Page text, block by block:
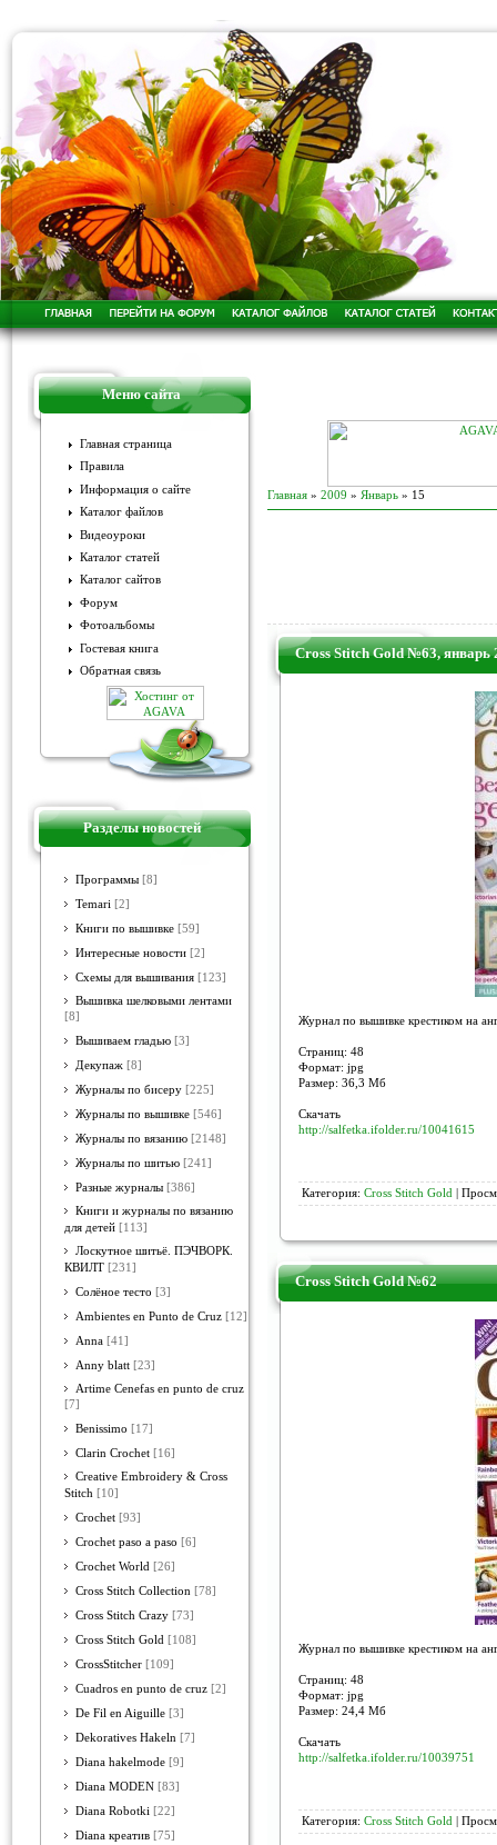
Меню сайта
Главная страница
Правила
Информация о сайте
Каталог файлов
Видеоуроки
Каталог статей
Каталог сайтов
Форум
Фотоальбомы
Гостевая книга
Обратная связь
Разделы новостей
Программы [8]
Temari [2]
Книги по вышивке [59]
Интересные новости [2]
Схемы для вышивания [123]
Вышивка шелковыми лентами
[8]
Вышиваем гладью [3]
Декупаж [8]
Журналы по бисеру [225]
Журналы по вышивке [546]
Журналы по вязанию [2148]
Журналы по шитью [241]
Разные журналы [386]
Книги и журналы по вязанию
для детей [113]
Лоскутное шитьё. ПЭЧВОРК.
КВИЛТ [231]
Солёное тесто [3]
Ambientes en Punto de Cruz [12]
Anna [41]
Anny blatt [23]
Artime Cenefas en punto de cruz
[7]
Benissimo [17]
Clarin Crochet [16]
Creative Embroidery & Cross
Stitch [10]
Crochet [93]
Crochet paso a paso [6]
Crochet World [26]
Cross Stitch Collection [78]
Cross Stitch Crazy [73]
Cross Stitch Gold [108]
CrossStitcher [109]
Cuadros en punto de cruz [2]
De Fil en Aiguille [3]
Dekoratives Hakeln [7]
Diana hakelmode [9]
Diana MODEN [83]
Diana Robotki [22]
Diana креатив [75]
Главная » 2009 » Январь » 15
Cross Stitch Gold №63, январь
Журнал по вышивке крестиком на
Страниц: 48
Формат: jpg
Размер: 36,3 Мб
Скачать
http://salfetka.ifolder.ru/10041615
Категория: Cross Stitch Gold |
Cross Stitch Gold №62
Журнал по вышивке крестиком на
Страниц: 48
Формат: jpg
Размер: 24,4 Мб
Скачать
http://salfetka.ifolder.ru/10039751
Категория: Cross Stitch Gold |